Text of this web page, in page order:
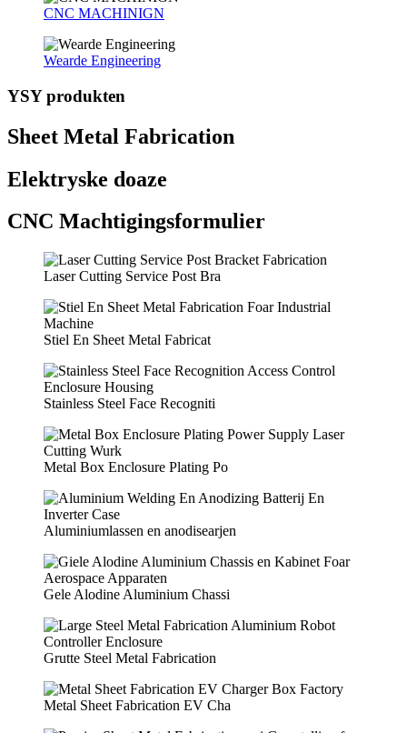
CNC MACHINIGN
Wearde Engineering
YSY produkten
Sheet Metal Fabrication
Elektryske doaze
CNC Machtigingsformulier
Laser Cutting Service Post Bra
Stiel En Sheet Metal Fabricat
Stainless Steel Face Recogniti
Metal Box Enclosure Plating Po
Aluminiumlassen en anodisearjen
Gele Alodine Aluminium Chassi
Grutte Steel Metal Fabrication
Metal Sheet Fabrication EV Cha